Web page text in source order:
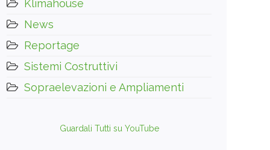
Klimahouse
News
Reportage
Sistemi Costruttivi
Sopraelevazioni e Ampliamenti
Guardali Tutti su YouTube